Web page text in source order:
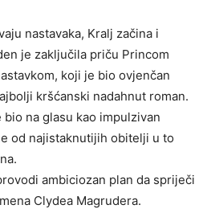
nastavaka, Kralj začina i
je zaključila priču Princom
koji je bio ovjenčan
kršćanski nadahnut roman.
na glasu kao impulzivan
od najistaknutijih obitelji u to
ambiciozan plan da spriječi
Clydea Magrudera.